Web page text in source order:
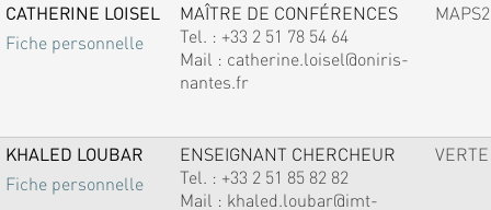
CATHERINE LOISEL
Fiche personnelle
MAÎTRE DE CONFÉRENCES
Tel. : +33 2 51 78 54 64
Mail : catherine.loisel@oniris-
nantes.fr
MAPS2
KHALED LOUBAR
Fiche personnelle
ENSEIGNANT CHERCHEUR
Tel. : +33 2 51 85 82 82
Mail : khaled.loubar@imt-
VERTE